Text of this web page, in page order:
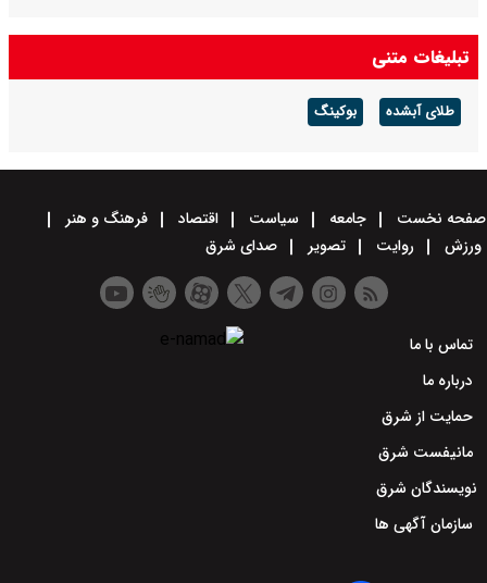
تبلیغات متنی
طلای آبشده بوکینگ
صفحه نخست جامعه سیاست اقتصاد
فرهنگ و هنر
ورزش
روایت تصویر صدای شرق
تماس با ما
درباره ما
حمایت از شرق
مانیفست شرق
نویسندگان شرق
سازمان آگهی ها